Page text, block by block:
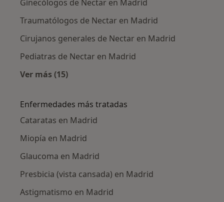
Ginecólogos de Nectar en Madrid
Traumatólogos de Nectar en Madrid
Cirujanos generales de Nectar en Madrid
Pediatras de Nectar en Madrid
Ver más (15)
Enfermedades más tratadas
Cataratas en Madrid
Miopía en Madrid
Glaucoma en Madrid
Presbicia (vista cansada) en Madrid
Astigmatismo en Madrid